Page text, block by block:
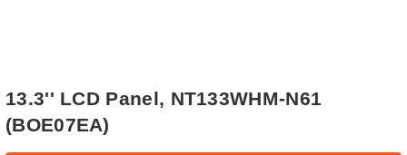
13.3'' LCD Panel, NT133WHM-N61
(BOE07EA)